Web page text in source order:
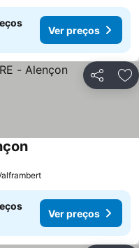
Ver preços
Partilhar
Ver preços
Ver preços